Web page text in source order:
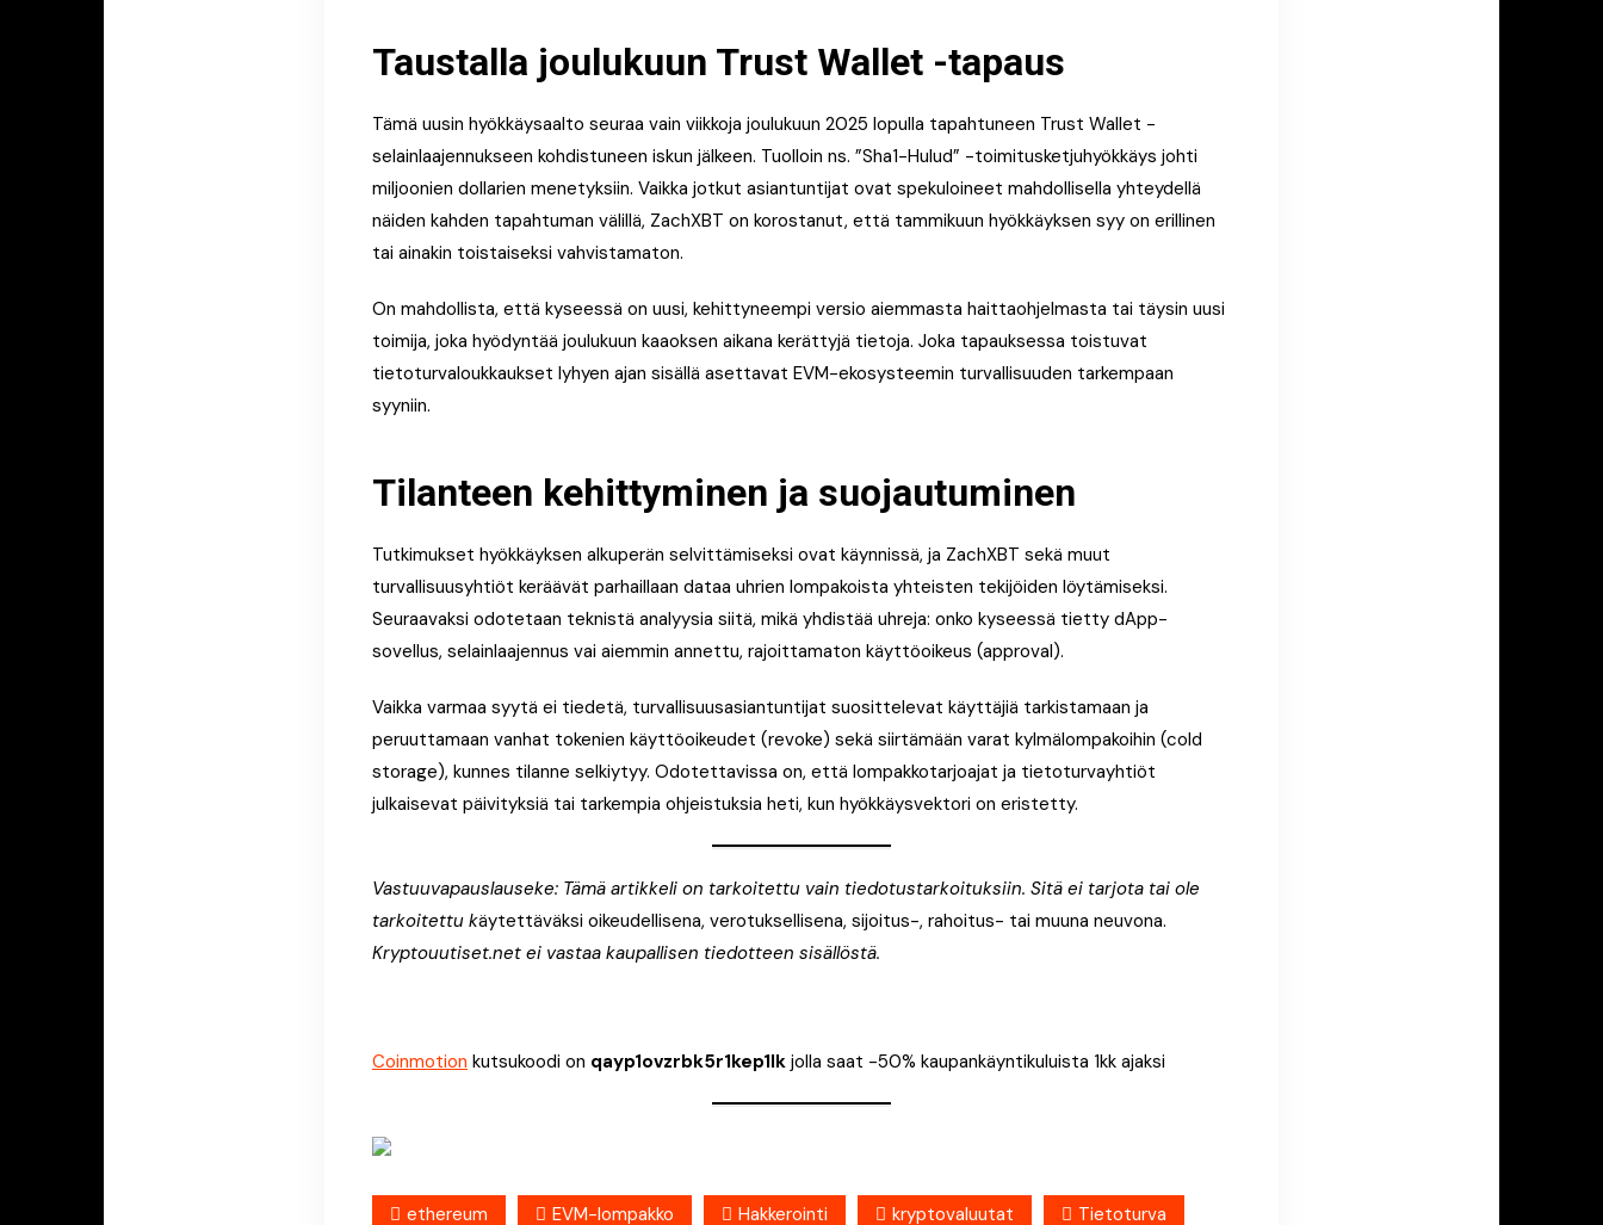
Taustalla joulukuun Trust Wallet -tapaus
Tämä uusin hyökkäysaalto seuraa vain viikkoja joulukuun 2025 lopulla tapahtuneen Trust Wallet -
selainlaajennukseen kohdistuneen iskun jälkeen. Tuolloin ns. ”Sha1-Hulud” -toimitusketjuhyökkäys johti
miljoonien dollarien menetyksiin. Vaikka jotkut asiantuntijat ovat spekuloineet mahdollisella yhteydellä
näiden kahden tapahtuman välillä, ZachXBT on korostanut, että tammikuun hyökkäyksen syy on erillinen
tai ainakin toistaiseksi vahvistamaton.
On mahdollista, että kyseessä on uusi, kehittyneempi versio aiemmasta haittaohjelmasta tai täysin uusi
toimija, joka hyödyntää joulukuun kaaoksen aikana kerättyjä tietoja. Joka tapauksessa toistuvat
tietoturvaloukkaukset lyhyen ajan sisällä asettavat EVM-ekosysteemin turvallisuuden tarkempaan
syyniin.
Tilanteen kehittyminen ja suojautuminen
Tutkimukset hyökkäyksen alkuperän selvittämiseksi ovat käynnissä, ja ZachXBT sekä muut
turvallisuusyhtiöt keräävät parhaillaan dataa uhrien lompakoista yhteisten tekijöiden löytämiseksi.
Seuraavaksi odotetaan teknistä analyysia siitä, mikä yhdistää uhreja: onko kyseessä tietty dApp-
sovellus, selainlaajennus vai aiemmin annettu, rajoittamaton käyttöoikeus (approval).
Vaikka varmaa syytä ei tiedetä, turvallisuusasiantuntijat suosittelevat käyttäjiä tarkistamaan ja
peruuttamaan vanhat tokenien käyttöoikeudet (revoke) sekä siirtämään varat kylmälompakoihin (cold
storage), kunnes tilanne selkiytyy. Odotettavissa on, että lompakkotarjoajat ja tietoturvayhtiöt
julkaisevat päivityksiä tai tarkempia ohjeistuksia heti, kun hyökkäysvektori on eristetty.
Vastuuvapauslauseke: Tämä artikkeli on tarkoitettu vain tiedotustarkoituksiin. Sitä ei tarjota tai ole
tarkoitettu käytettäväksi oikeudellisena, verotuksellisena, sijoitus-, rahoitus- tai muuna neuvona.
Kryptouutiset.net ei vastaa kaupallisen tiedotteen sisällöstä.
Coinmotion kutsukoodi on qayp1ovzrbk5r1kep1lk jolla saat -50% kaupankäyntikuluista 1kk ajaksi
ethereum EVM-lompakko Hakkerointi kryptovaluutat Tietoturva